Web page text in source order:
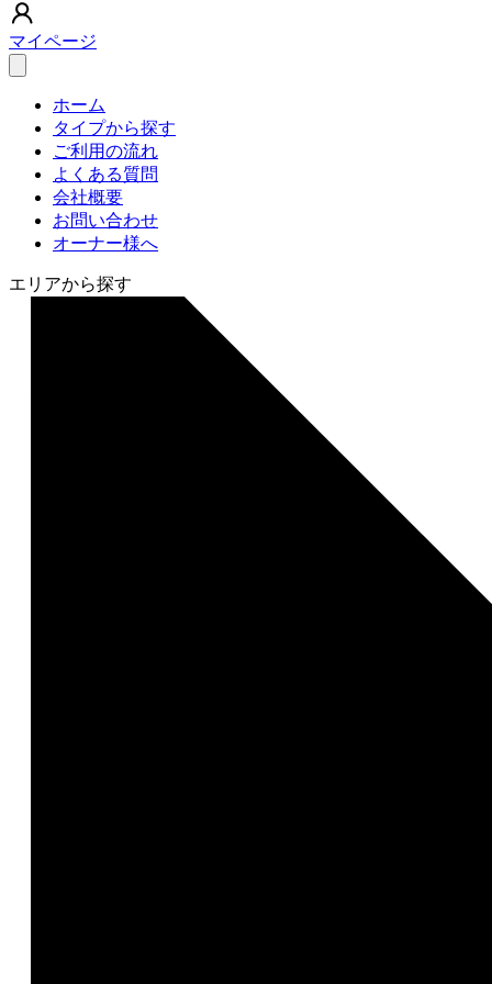
マイページ
ホーム
タイプから探す
ご利用の流れ
よくある質問
会社概要
お問い合わせ
オーナー様へ
エリアから探す